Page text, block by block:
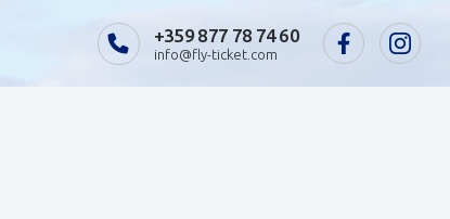
+359 877 78 74 60
info@fly-ticket.com